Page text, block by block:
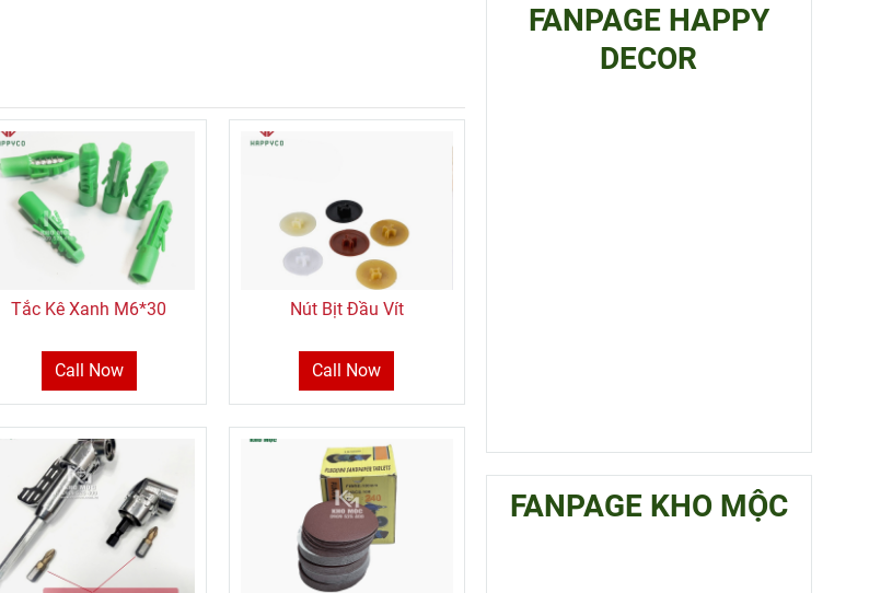
Tắc Kê Xanh M6*30
Call Now
Nút Bịt Đầu Vít
Call Now
FANPAGE HAPPY
DECOR
FANPAGE KHO MỘC